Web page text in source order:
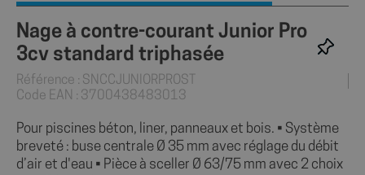
Nage à contre-courant Junior Pro
3cv standard triphasée
Référence : SNCCJUNIORPROST
Code EAN : 3700438483013
Pour piscines béton, liner, panneaux et bois. • Système
breveté : buse centrale Ø 35 mm avec réglage du débit
d’air et d'eau • Pièce à sceller Ø 63/75 mm avec 2 choix